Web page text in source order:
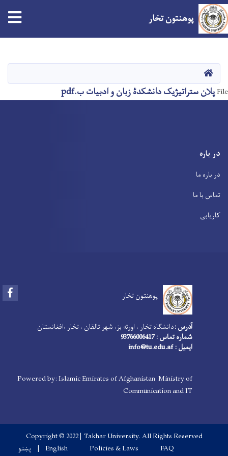
content
پوهنتون تخار
صفحه اصلی
Fileپلان ستراتیژیک دانشکدۀ زبان و ادبیات ب.pdf
در باره
در باره ما
تماس با ما
کاریابی
پوهنتون تخار
آدرس :دانشگاه تخار ، اورته بز، شهر تالقان ، تخار ،افغانستان
شماره تماس : 93766006417
ایمیل : info@tu.edu.af
Powered by: Islamic Emirates of Afghanistan Ministry of
Communication and IT
Copyright © 2022 | Takhar University. All Rights Reserved
Footer menu
FAQ
Policies & Laws
English پښتو